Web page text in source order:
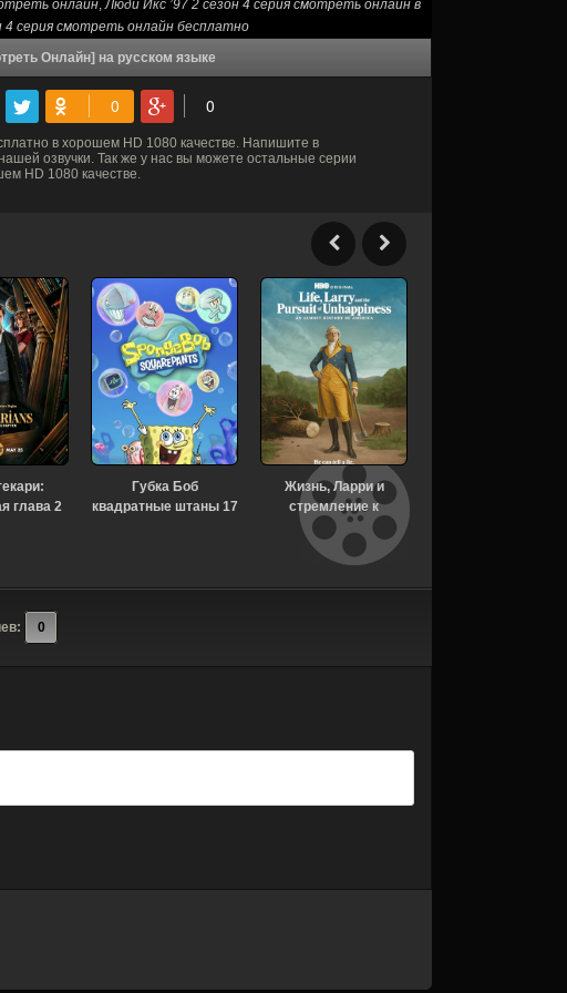
онлайн,Люди Икс ’97 2 сезон 4 серия смотреть онлайн в
4 серия смотреть онлайн бесплатно
Онлайн] на русском языке
в хорошем HD 1080 качестве. Напишите в
озвучки. Так же у нас вы можете остальные серии
HD 1080 качестве.
глава 2
Губка Боб
квадратные штаны 17
Жизнь, Ларри и
стремление к
несчастью: Почти
история Америки 1
сезон 7 серия
[Смотреть Онлайн]
0